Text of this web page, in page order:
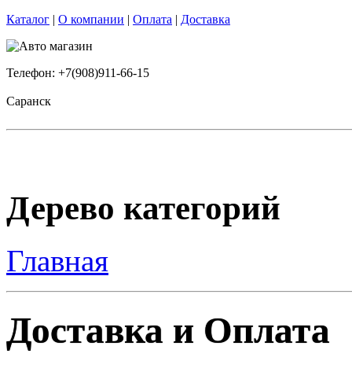
Каталог | О компании | Оплата | Доставка
Телефон: +7(908)911-66-15
Саранск
Дерево категорий
Главная
Доставка и Оплата